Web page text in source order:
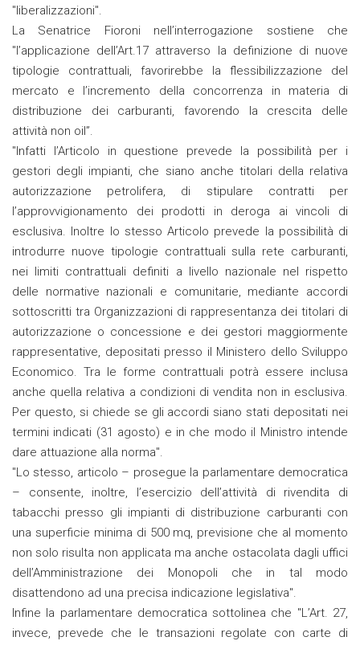
"liberalizzazioni".
La Senatrice Fioroni nell’interrogazione sostiene che
"l’applicazione dell’Art.17 attraverso la definizione di nuove
tipologie contrattuali, favorirebbe la flessibilizzazione del
mercato e l’incremento della concorrenza in materia di
distribuzione dei carburanti, favorendo la crescita delle
attività non oil”.
"Infatti l’Articolo in questione prevede la possibilità per i
gestori degli impianti, che siano anche titolari della relativa
autorizzazione petrolifera, di stipulare contratti per
l’approvvigionamento dei prodotti in deroga ai vincoli di
esclusiva. Inoltre lo stesso Articolo prevede la possibilità di
introdurre nuove tipologie contrattuali sulla rete carburanti,
nei limiti contrattuali definiti a livello nazionale nel rispetto
delle normative nazionali e comunitarie, mediante accordi
sottoscritti tra Organizzazioni di rappresentanza dei titolari di
autorizzazione o concessione e dei gestori maggiormente
rappresentative, depositati presso il Ministero dello Sviluppo
Economico. Tra le forme contrattuali potrà essere inclusa
anche quella relativa a condizioni di vendita non in esclusiva.
Per questo, si chiede se gli accordi siano stati depositati nei
termini indicati (31 agosto) e in che modo il Ministro intende
dare attuazione alla norma".
"Lo stesso, articolo – prosegue la parlamentare democratica
– consente, inoltre, l’esercizio dell’attività di rivendita di
tabacchi presso gli impianti di distribuzione carburanti con
una superficie minima di 500 mq, previsione che al momento
non solo risulta non applicata ma anche ostacolata dagli uffici
dell’Amministrazione dei Monopoli che in tal modo
disattendono ad una precisa indicazione legislativa".
Infine la parlamentare democratica sottolinea che "L’Art. 27,
invece, prevede che le transazioni regolate con carte di